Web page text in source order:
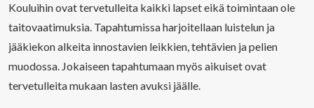
Kouluihin ovat tervetulleita kaikki lapset eikä toimintaan ole
taitovaatimuksia. Tapahtumissa harjoitellaan luistelun ja
jääkiekon alkeita innostavien leikkien, tehtävien ja pelien
muodossa. Jokaiseen tapahtumaan myös aikuiset ovat
tervetulleita mukaan lasten avuksi jäälle.